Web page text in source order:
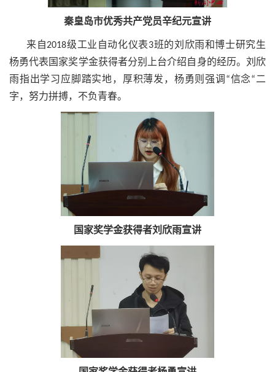
秦皇岛市优秀共产党员辛纪元宣讲
来自2018级工业自动化仪表3班的刘欣雨和博士研究生
杨勇代表国家奖学金获得者分别上台介绍自身的经历。刘欣
雨指出学习应脚踏实地，厚积薄发，杨勇则强调“信念“二
字，努力拼搏，不负青春。
国家奖学金获得者刘欣雨宣讲